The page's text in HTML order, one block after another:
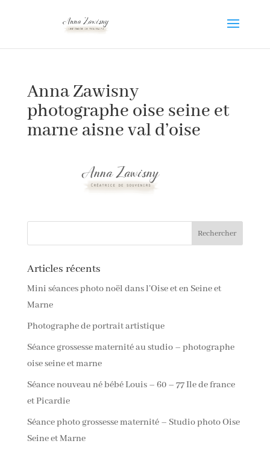
Anna Zawisny
photographe oise seine et
marne aisne val d’oise
Articles récents
Mini séances photo noël dans l’Oise et en Seine et
Marne
Photographe de portrait artistique
Séance grossesse maternité au studio – photographe
oise seine et marne
Séance nouveau né bébé Louis – 60 – 77 Ile de france
et Picardie
Séance photo grossesse maternité – Studio photo Oise
Seine et Marne